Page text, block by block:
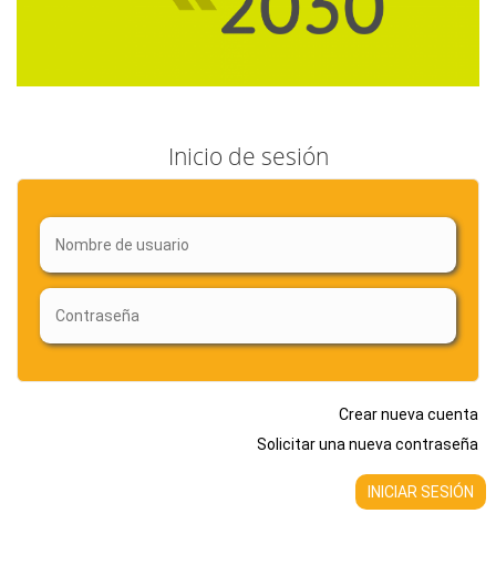
Inicio de sesión
Crear nueva cuenta
Solicitar una nueva contraseña